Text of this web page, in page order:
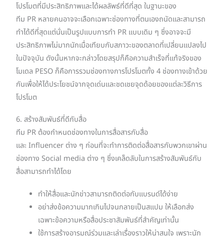
โปรโมตที่มีประสิทธิภาพและได้ผลลัพธ์ที่ดีที่สุด ในฐานะของ
ทีม PR หลายคนอาจจะเลือกเฉพาะช่องทางที่ตนเองถนัดและสามารถ
ทำได้ดีที่สุดแต่นั่นเป็นรูปแบบการทำ PR แบบเดิม ๆ ซึ่งอาจจะมี
ประสิทธิภาพไม่มากนักเมื่อเทียบกับสภาวะของตลาดที่เปลี่ยนแปลงไป
ในปัจจุบัน ดังนั้นหากจะกล่าวโดยสรุปก็คือความสำเร็จที่แท้จริงของ
โมเดล PESO ก็คือการรวมช่องทางการโปรโมตทั้ง 4 ช่องทางเข้าด้วย
กันเพื่อให้ได้ประโยชน์จากจุดเด่นและชดเชยจุดด้อยของแต่ละวิธีการ
โปรโมต
6. สร้างสัมพันธ์ที่ดีกับสื่อ
ทีม PR ต้องกำหนดช่องทางในการสื่อสารกับสื่อ
และ Influencer ต่าง ๆ ก่อนที่จะทำการติดต่อสื่อสารกับพวกเขาผ่าน
ช่องทาง Social media ต่าง ๆ ซึ่งเคล็ดลับในการสร้างสัมพันธ์กับ
สื่อสามารถทำได้โดย
ทำให้สื่อและนักข่าวสามารถติดต่อกับแบรนด์ได้ง่าย
อย่าส่งข้อความมากเกินไปจนกลายเป็นสแปม ให้เลือกส่ง
เฉพาะข้อความหรือสื่อประชาสัมพันธ์ที่สำคัญเท่านั้น
ใช้การสร้างอารมณ์ร่วมและเล่าเรื่องราวให้น่าสนใจ เพราะนัก